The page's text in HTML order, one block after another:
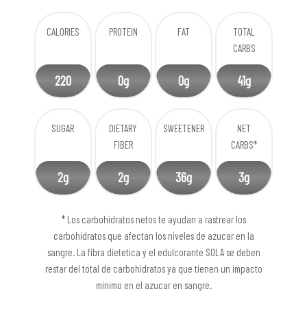
CALORIES
220
PROTEIN
0g
FAT
0g
TOTAL
CARBS
41g
SUGAR
2g
DIETARY
FIBER
2g
SWEETENER
36g
NET
CARBS*
3g
* Los carbohidratos netos te ayudan a rastrear los
carbohidratos que afectan los niveles de azucar en la
sangre. La fibra dietetica y el edulcorante SOLA se deben
restar del total de carbohidratos ya que tienen un impacto
minimo en el azucar en sangre.